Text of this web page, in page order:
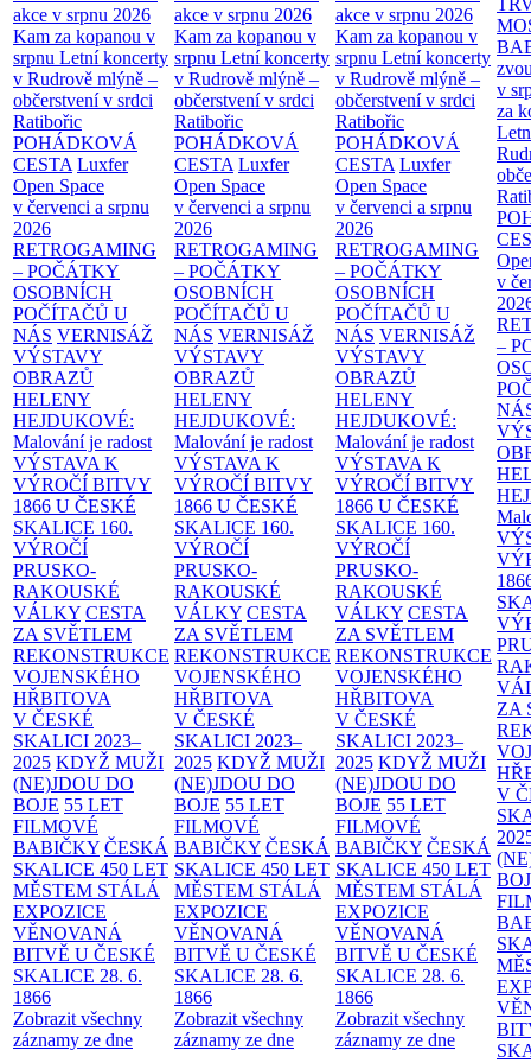
akce v srpnu 2026
Kam za kopanou v
srpnu Letní koncerty
v Rudrově mlýně –
občerstvení v srdci
Ratibořic
POHÁDKOVÁ
CESTA Luxfer
Open Space
v červenci a srpnu
2026
RETROGAMING
– POČÁTKY
OSOBNÍCH
POČÍTAČŮ U
NÁS VERNISÁŽ
VÝSTAVY
OBRAZŮ
HELENY
HEJDUKOVÉ:
Malování je radost
VÝSTAVA K
VÝROČÍ BITVY
1866 U ČESKÉ
SKALICE 160.
VÝROČÍ
PRUSKO-
RAKOUSKÉ
VÁLKY CESTA
ZA SVĚTLEM
REKONSTRUKCE
VOJENSKÉHO
HŘBITOVA
V ČESKÉ
SKALICI 2023–
2025 KDYŽ MUŽI
(NE)JDOU DO
BOJE 55 LET
FILMOVÉ
BABIČKY ČESKÁ
SKALICE 450 LET
MĚSTEM STÁLÁ
EXPOZICE
VĚNOVANÁ
BITVĚ U ČESKÉ
SKALICE 28. 6.
1866
Zobrazit všechny
záznamy ze dne
akce v srpnu 2026
Kam za kopanou v
srpnu Letní koncerty
v Rudrově mlýně –
občerstvení v srdci
Ratibořic
POHÁDKOVÁ
CESTA Luxfer
Open Space
v červenci a srpnu
2026
RETROGAMING
– POČÁTKY
OSOBNÍCH
POČÍTAČŮ U
NÁS VERNISÁŽ
VÝSTAVY
OBRAZŮ
HELENY
HEJDUKOVÉ:
Malování je radost
VÝSTAVA K
VÝROČÍ BITVY
1866 U ČESKÉ
SKALICE 160.
VÝROČÍ
PRUSKO-
RAKOUSKÉ
VÁLKY CESTA
ZA SVĚTLEM
REKONSTRUKCE
VOJENSKÉHO
HŘBITOVA
V ČESKÉ
SKALICI 2023–
2025 KDYŽ MUŽI
(NE)JDOU DO
BOJE 55 LET
FILMOVÉ
BABIČKY ČESKÁ
SKALICE 450 LET
MĚSTEM STÁLÁ
EXPOZICE
VĚNOVANÁ
BITVĚ U ČESKÉ
SKALICE 28. 6.
1866
Zobrazit všechny
záznamy ze dne
akce v srpnu 2026
Kam za kopanou v
srpnu Letní koncerty
v Rudrově mlýně –
občerstvení v srdci
Ratibořic
POHÁDKOVÁ
CESTA Luxfer
Open Space
v červenci a srpnu
2026
RETROGAMING
– POČÁTKY
OSOBNÍCH
POČÍTAČŮ U
NÁS VERNISÁŽ
VÝSTAVY
OBRAZŮ
HELENY
HEJDUKOVÉ:
Malování je radost
VÝSTAVA K
VÝROČÍ BITVY
1866 U ČESKÉ
SKALICE 160.
VÝROČÍ
PRUSKO-
RAKOUSKÉ
VÁLKY CESTA
ZA SVĚTLEM
REKONSTRUKCE
VOJENSKÉHO
HŘBITOVA
V ČESKÉ
SKALICI 2023–
2025 KDYŽ MUŽI
(NE)JDOU DO
BOJE 55 LET
FILMOVÉ
BABIČKY ČESKÁ
SKALICE 450 LET
MĚSTEM STÁLÁ
EXPOZICE
VĚNOVANÁ
BITVĚ U ČESKÉ
SKALICE 28. 6.
1866
Zobrazit všechny
záznamy ze dne
v
za
v
–
ZA
V